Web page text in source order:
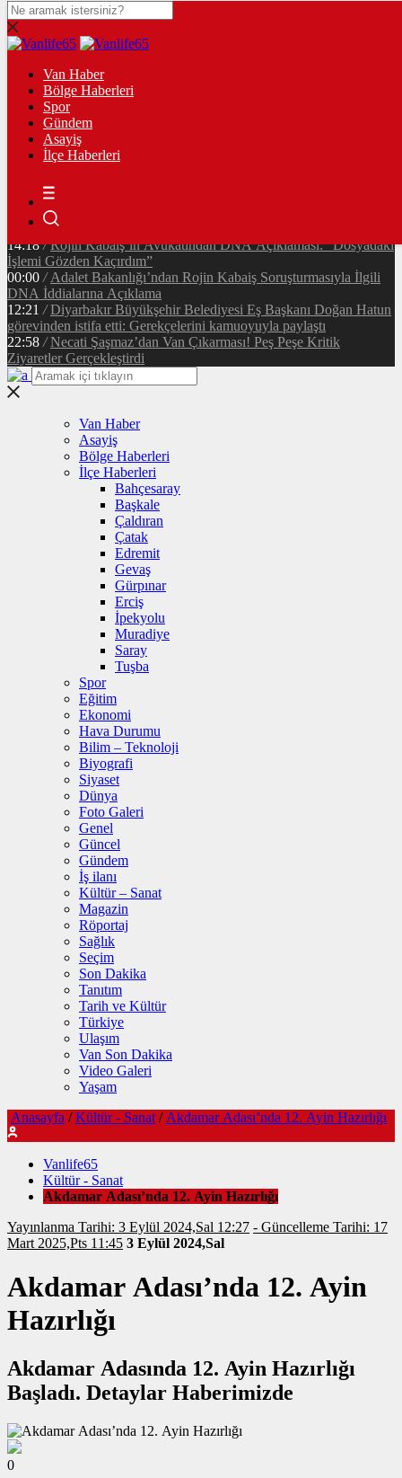
Van Haber
Bölge Haberleri
Spor
Gündem
Asayiş
İlçe Haberleri
14:45 / Van Cumhuriyet Caddesi’nde Korkutan Yangın: Çatıda
Mahsur Kalan 2 Kişi Kurtarıldı
/ Son Dakika: Van Cumhuriyet Caddesi’nde Yangın! Akçelik
Pasajı Üstündeki Binada Alevler Yükseldi
/ Vanspor’dan Yönetim İddialarına Resmi Yanıt:
“Görevimizin Başındayız”
/ Tuşba Belediyesi Kıyı İşgallerine Geçit Vermiyor: Sahil
Şeridinde Denetimler Başladı
Raylı Sistem İçin Yeni Aşama
/ Van Stadyumu ve Yaşam Kompleksi İçin İmzalar Atıldı!
İhale Ağustos Ayında Yapılacak
14:18 / Rojin Kabaiş’in Avukatından DNA Açıklaması: “Dosyadaki
İşlemi Gözden Kaçırdım”
00:00 / Adalet Bakanlığı’ndan Rojin Kabaiş Soruşturmasıyla İlgili
DNA İddialarına Açıklama
12:21 / Diyarbakır Büyükşehir Belediyesi Eş Başkanı Doğan Hatun
görevinden istifa etti: Gerekçelerini kamuoyuyla paylaştı
22:58 / Necati Şaşmaz’dan Van Çıkarması! Peş Peşe Kritik
Ziyaretler Gerçekleştirdi
Van Haber
Asayiş
Bölge Haberleri
İlçe Haberleri
Bahçesaray
Başkale
Çaldıran
Çatak
Edremit
Gevaş
Gürpınar
Erciş
İpekyolu
Muradiye
Saray
Tuşba
Spor
Eğitim
Ekonomi
Hava Durumu
Bilim – Teknoloji
Biyografi
Siyaset
Dünya
Foto Galeri
Genel
Güncel
Gündem
İş ilanı
Kültür – Sanat
Magazin
Röportaj
Sağlık
Seçim
Son Dakika
Tanıtım
Tarih ve Kültür
Türkiye
Ulaşım
Van Son Dakika
Video Galeri
Yaşam
Anasayfa / Kültür - Sanat / Akdamar Adası’nda 12. Ayin Hazırlığı
Vanlife65
Kültür - Sanat
Akdamar Adası’nda 12. Ayin Hazırlığı
Yayınlanma Tarihi: 3 Eylül 2024,Sal 12:27 - Güncelleme Tarihi: 17
Mart 2025,Pts 11:45 3 Eylül 2024,Sal
Akdamar Adası’nda 12. Ayin
Hazırlığı
Akdamar Adasında 12. Ayin Hazırlığı
Başladı. Detaylar Haberimizde
0